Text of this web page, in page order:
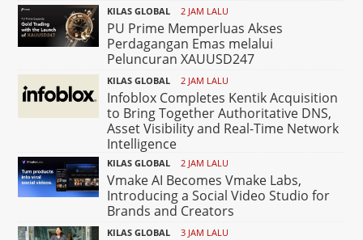
KILAS GLOBAL 2 JAM LALU
PU Prime Memperluas Akses
Perdagangan Emas melalui
Peluncuran XAUUSD247
KILAS GLOBAL 2 JAM LALU
Infoblox Completes Kentik Acquisition
to Bring Together Authoritative DNS,
Asset Visibility and Real-Time Network
Intelligence
KILAS GLOBAL 2 JAM LALU
Vmake AI Becomes Vmake Labs,
Introducing a Social Video Studio for
Brands and Creators
KILAS GLOBAL 3 JAM LALU